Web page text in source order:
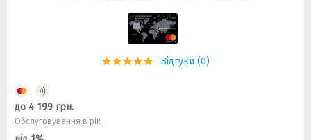
Відгуки (0)
до 4 199 грн.
Обслуговування в рік